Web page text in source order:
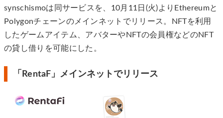
synschismoは同サービスを、10月11日(火)よりEthereumと
Polygonチェーンのメインネットでリリース。NFTを利用
したゲームアイテム、アバターやNFTの会員権などのNFT
の貸し借りを可能にした。
「RentaF」メインネットでリリース